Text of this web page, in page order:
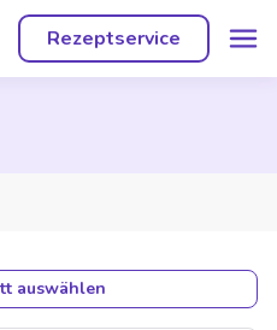
Rezeptservice
auswählen